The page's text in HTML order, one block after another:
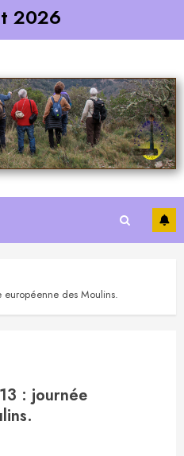
2026
des Moulins.
: journée